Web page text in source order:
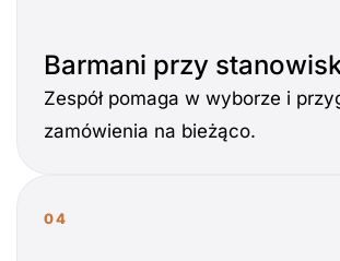
Barmani przy
Zespół pomaga w wyborze i
zamówienia na bieżąco.
04